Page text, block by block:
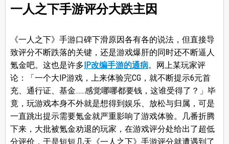
一人之下手游评分大跌主因
《一人之下》手游口碑下滑原因各有各的说法，但直接导
致评分不断跌落的关键，还是游戏爆肝的同时还不断逼人
氪金吧。这也是许多IP改编手游的通病。网上某玩家评
论：「一个大IP游戏，上来体验完CG，就不断提示6元首
充、通行证、基金……感觉哪哪都要钱，这谁受得了？」毕
竟，玩游戏本身不外就是想得到娱乐、放松与归属，可是
一直跳出提示需要氪金就严重影响了游戏体验。几番折腾
下来，大批被氪金劝退的玩家，在游戏评分处给出了超低
分评价，于是短短几天《一人之下》手游评分就遭遇到了